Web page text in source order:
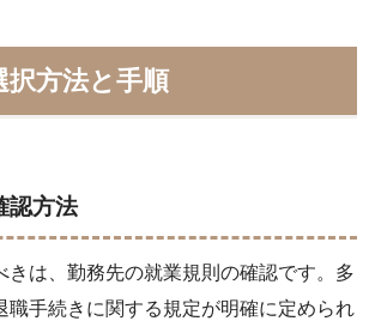
択方法と手順
認方法
きは、勤務先の就業規則の確認です。多
職手続きに関する規定が明確に定められ